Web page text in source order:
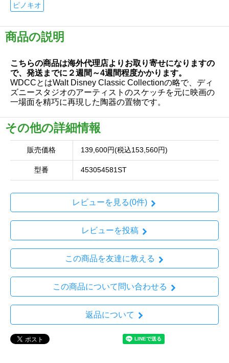
ピノキオ
商品の説明
こちらの商品は海外代理店よりお取り寄せになりますの
で、発送までに２週間～4週間程度かかります。
WDCCとはWalt Disney Classic Collectionの略で、ディ
ズニースタジオのアーティストのスケッチを元に映画の
一場面を精巧に再現した陶器の置物です。
その他の詳細情報
販売価格 139,600円(税込153,560円)
型番 453054581ST
レビューを見る(0件)
レビューを投稿
この商品を友達に教える
この商品について問い合わせる
返品について